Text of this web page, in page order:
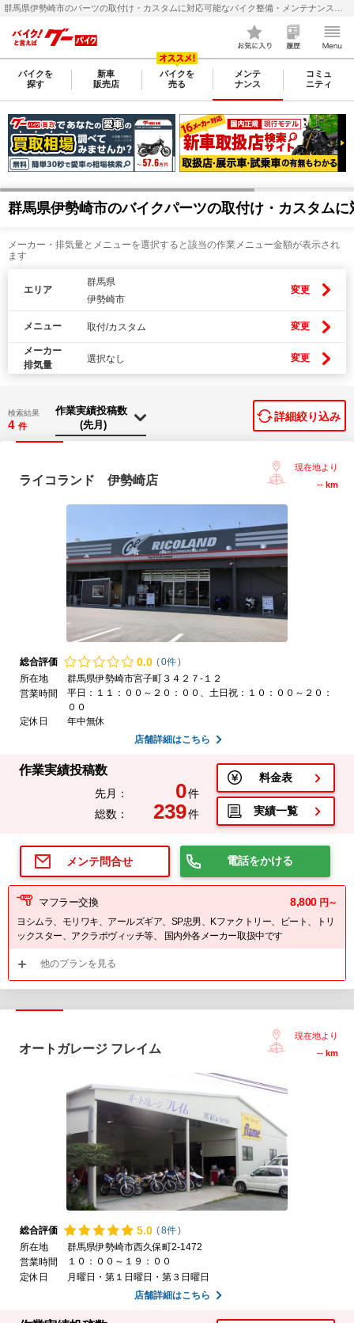
バイクを
探す
新車
販売店
バイクを
売る
メンテ
ナンス
コミュ
ニティ
群馬県伊勢崎市のバイクパーツの取付け・カスタム
メーカー・排気量とメニューを選択すると該当の作業メニュー金額が表示され
ます
エリア
群馬県
伊勢崎市
変更
メニュー 取付/カスタム 変更
メーカー
排気量
選択なし 変更
検索結果
4 件
詳細絞り込み
ライコランド 伊勢崎店
現在地より
-- km
総合評価 0.0 (0件)
所在地
群馬県伊勢崎市宮子町３４２７-１２
営業時間
平日：１１：００～２０：００、土日祝：１０：００～２０：
００
定休日
年中無休
店舗詳細はこちら
作業実績投稿数
先月： 0件
総数：
239件
料金表
実績一覧
メンテ問合せ 電話をかける
マフラー交換 8,800 円～
ヨシムラ、モリワキ、アールズギア、SP忠男、Kファクトリー、ビート、トリ
ックスター、アクラポヴィッチ等、 国内外各メーカー取扱中です
他のプランを見る
オートガレージ フレイム
現在地より
-- km
総合評価 5.0 (8件)
所在地
群馬県伊勢崎市西久保町2-1472
営業時間
１０：００～１９：００
定休日
月曜日・第１日曜日・第３日曜日
店舗詳細はこちら